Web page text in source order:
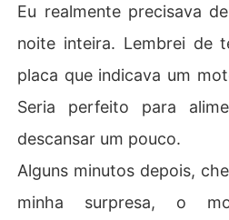
Eu realmente precisava
noite inteira. Lembrei de
placa que indicava um
Seria perfeito para
descansar um pouco.
Alguns minutos depois,
minha surpresa, o